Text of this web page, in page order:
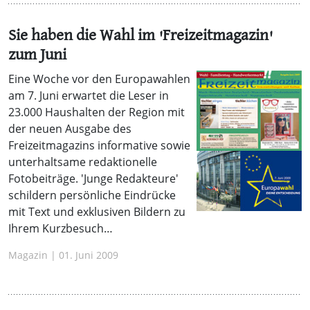
Sie haben die Wahl im 'Freizeitmagazin'
zum Juni
Eine Woche vor den Europawahlen
am 7. Juni erwartet die Leser in
23.000 Haushalten der Region mit
der neuen Ausgabe des
Freizeitmagazins informative sowie
unterhaltsame redaktionelle
Fotobeiträge. 'Junge Redakteure'
schildern persönliche Eindrücke
mit Text und exklusiven Bildern zu
Ihrem Kurzbesuch…
Magazin | 01. Juni 2009